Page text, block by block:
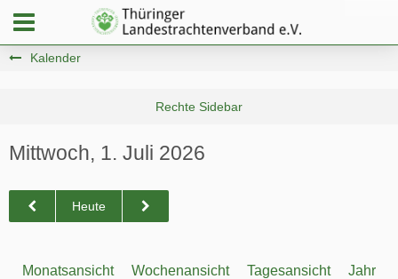
Kalender
Mittwoch, 1. Juli 2026
Heute
Monatsansicht Wochenansicht Tagesansicht